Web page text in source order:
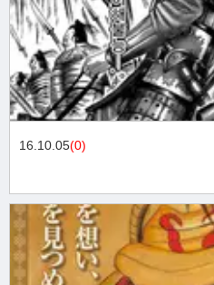
16.10.05(0)